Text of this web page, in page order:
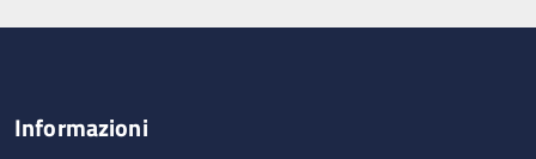
Informazioni